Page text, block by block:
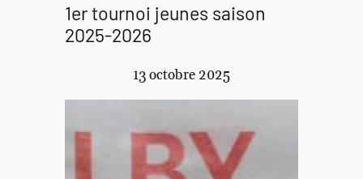
1er tournoi jeunes saison
2025-2026
13 octobre 2025